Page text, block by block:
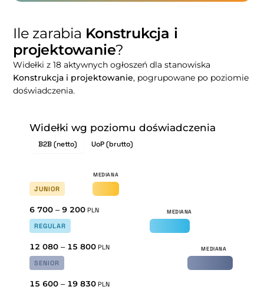
Ile zarabia Konstrukcja i
projektowanie?
Widełki z 18 aktywnych ogłoszeń dla stanowiska
Konstrukcja i projektowanie, pogrupowane po poziomie
doświadczenia.
Widełki wg poziomu doświadczenia
B2B (netto) UoP (brutto)
JUNIOR
6 700 – 9 200 PLN
REGULAR
12 080 – 15 800 PLN
SENIOR
15 600 – 19 830 PLN